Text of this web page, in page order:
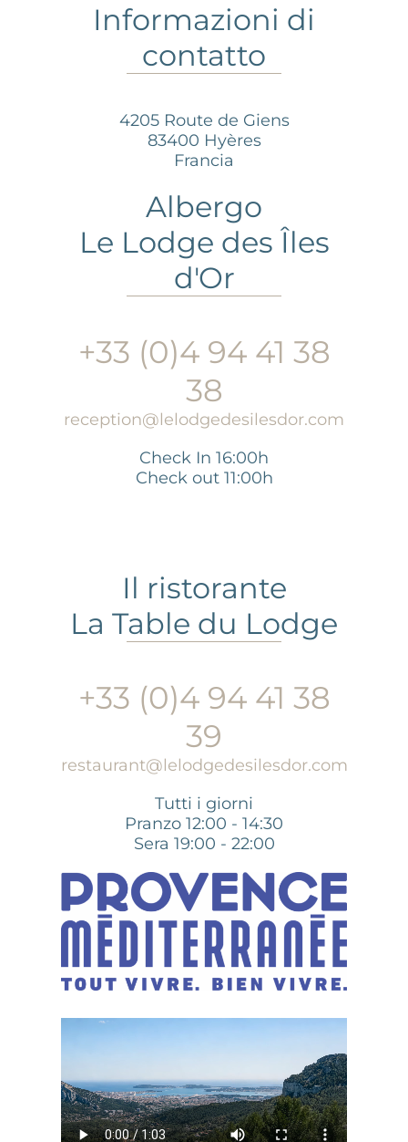
Informazioni di
contatto
4205 Route de Giens
83400 Hyères
Francia
Albergo
Le Lodge des Îles
d'Or
+33 (0)4 94 41 38
38
reception@lelodgedesilesdor.com
Check In 16:00h
Check out 11:00h
Il ristorante
La Table du Lodge
+33 (0)4 94 41 38
39
restaurant@lelodgedesilesdor.com
Tutti i giorni
Pranzo 12:00 - 14:30
Sera 19:00 - 22:00